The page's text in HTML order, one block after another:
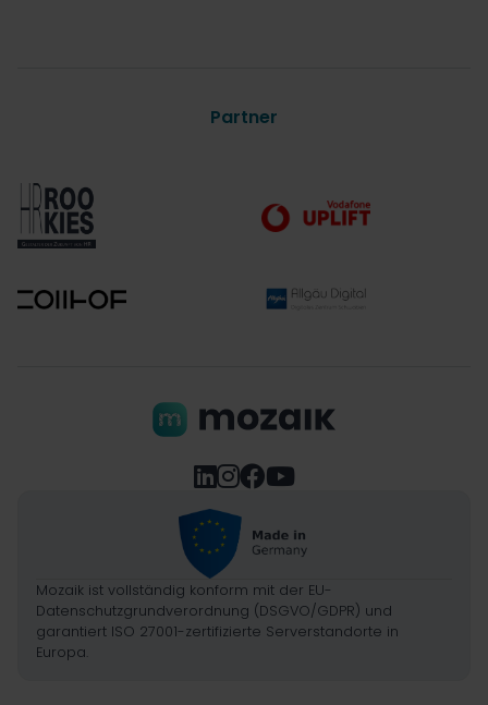
Partner

Mozaik ist vollständig konform mit der EU-
Datenschutzgrundverordnung (DSGVO/GDPR) und
garantiert ISO 27001-zertifizierte Serverstandorte in
Europa.